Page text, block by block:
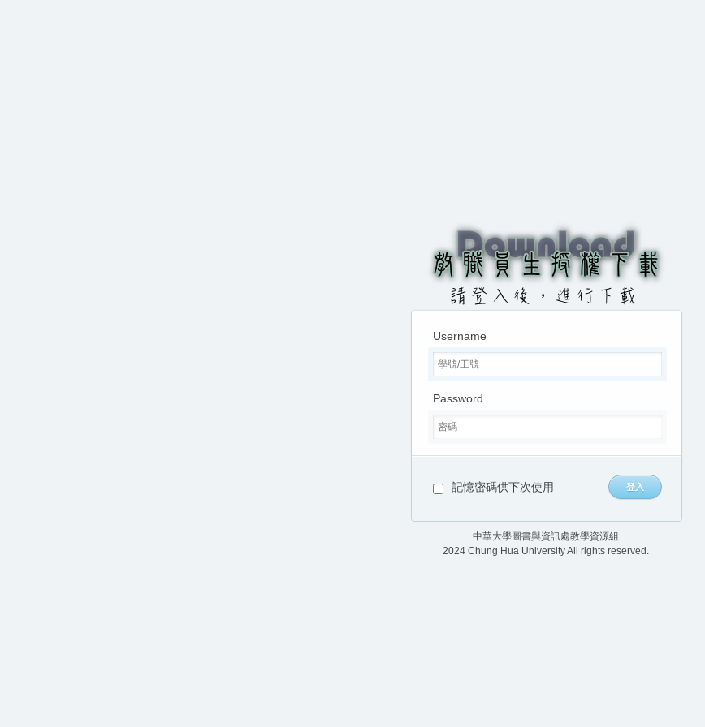
Username
Password
記憶密碼供下次使用
中華大學圖書與資訊處教學資源組
2024 Chung Hua University All rights reserved.